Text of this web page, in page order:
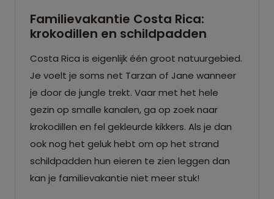
Familievakantie Costa Rica:
krokodillen en schildpadden
Costa Rica is eigenlijk één groot natuurgebied.
Je voelt je soms net Tarzan of Jane wanneer
je door de jungle trekt. Vaar met het hele
gezin op smalle kanalen, ga op zoek naar
krokodillen en fel gekleurde kikkers. Als je dan
ook nog het geluk hebt om op het strand
schildpadden hun eieren te zien leggen dan
kan je familievakantie niet meer stuk!